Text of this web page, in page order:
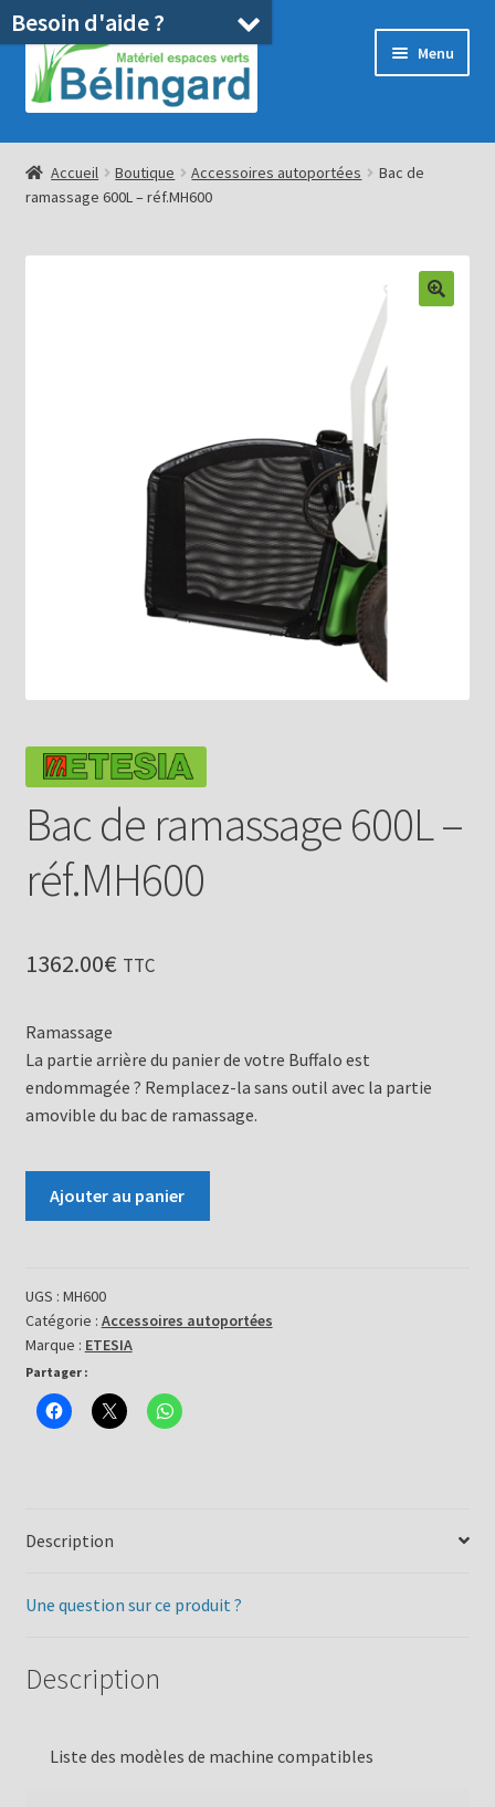
Aller
la
Aller
au
contenu
Menu
Accueil
Boutique
Location
Ouvrir
Accueil Boutique Accessoires autoportées
Bac de
ramassage 600L – réf.MH600
Bac de ramassage 600L –
réf.MH600
1362.00€ TTC
Ramassage
La partie arrière du panier de votre Buffalo est
endommagée ? Remplacez-la sans outil avec la partie
amovible du bac de ramassage.
ramassage
600L
-
réf.MH600
Ajouter au panier
UGS : MH600
Catégorie : Accessoires autoportées
Marque : ETESIA
Partager :
Description
Une question sur ce produit ?
Description
Liste des modèles de machine compatibles
Besoin d'aide ?